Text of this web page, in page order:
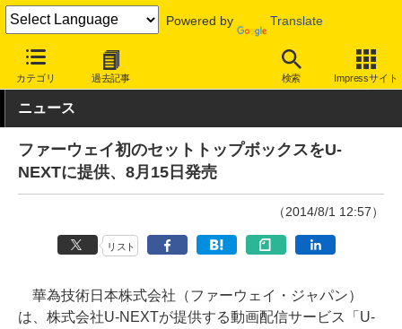
Powered by Translate
カテゴリ 過去記事 検索 Impressサイト
INTERNET Watch サービス/ソフト サービス 画像/動画
ニュース
ファーウェイ初のセットトップボックスをU-
NEXTに提供、8月15日発売
（2014/8/1 12:57）
リスト
華為技術日本株式会社（ファーウェイ・ジャパン）
は、株式会社U-NEXTが提供する動画配信サービス「U-